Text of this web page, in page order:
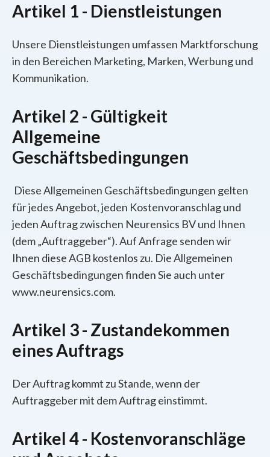
Artikel 1 - Dienstleistungen
Unsere Dienstleistungen umfassen Marktforschung
in den Bereichen Marketing, Marken, Werbung und
Kommunikation.
Artikel 2 - Gültigkeit
Allgemeine
Geschäftsbedingungen
Diese Allgemeinen Geschäftsbedingungen gelten
für jedes Angebot, jeden Kostenvoranschlag und
jeden Auftrag zwischen Neurensics BV und Ihnen
(dem „Auftraggeber“). Auf Anfrage senden wir
Ihnen diese AGB kostenlos zu. Die Allgemeinen
Geschäftsbedingungen finden Sie auch unter
www.neurensics.com.
Artikel 3 - Zustandekommen
eines Auftrags
Der Auftrag kommt zu Stande, wenn der
Auftraggeber mit dem Auftrag einstimmt.
Artikel 4 - Kostenvoranschläge